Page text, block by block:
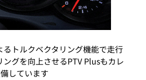
るトルクベクタリング機能で走行
グを向上させるPTV Plusもカレ
しています